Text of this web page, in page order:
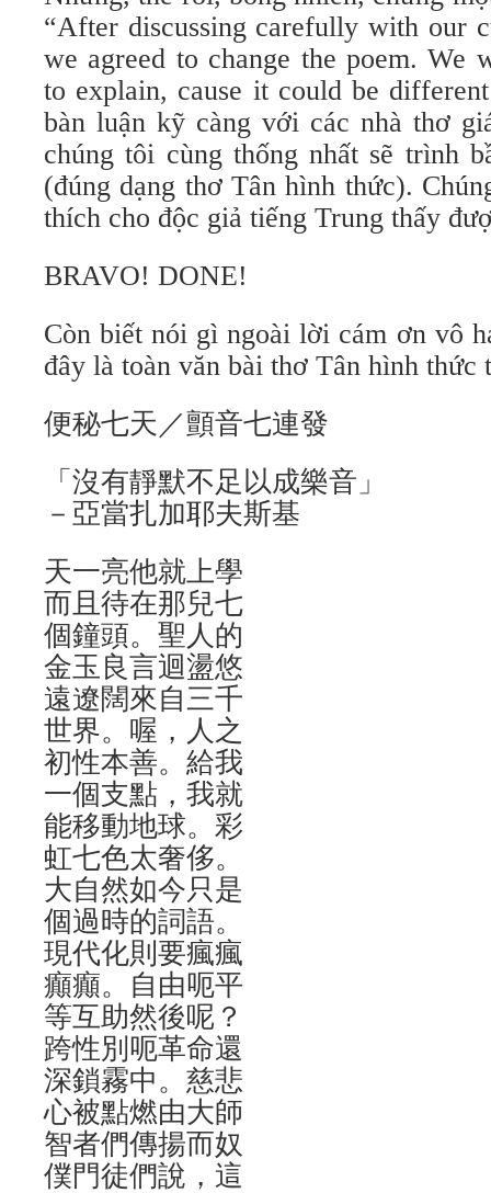
“After discussing carefully with our
we agreed to change the poem. We
to explain, cause it could be
bàn luận kỹ càng với các nhà thơ
chúng tôi cùng thống nhất sẽ trình
(đúng dạng thơ Tân hình thức).
thích cho độc giả tiếng Trung thấy
BRAVO! DONE!
Còn biết nói gì ngoài lời cám ơn vô
đây là toàn văn bài thơ Tân hình thức
便秘七天／顫音七連發
「沒有靜默不足以成樂音」
－亞當扎加耶夫斯基
天一亮他就上學
而且待在那兒七
個鐘頭。聖人的
金玉良言迴盪悠
遠遼闊來自三千
世界。喔，人之
初性本善。給我
一個支點，我就
能移動地球。彩
虹七色太奢侈。
大自然如今只是
個過時的詞語。
現代化則要瘋瘋
癲癲。自由呃平
等互助然後呢？
跨性別呃革命還
深鎖霧中。慈悲
心被點燃由大師
智者們傳揚而奴
僕門徒們說，這